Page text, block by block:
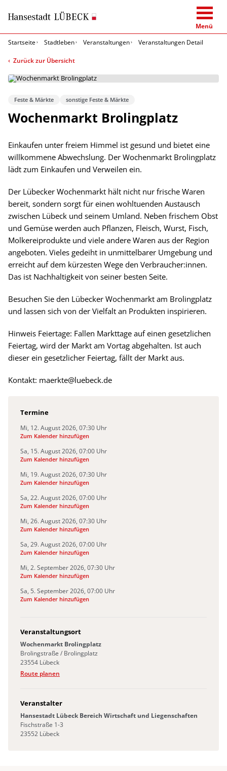
Menü
Startseite
Stadtleben Veranstaltungen Veranstaltungen Detail
Zurück zur Übersicht
Feste & Märkte sonstige Feste & Märkte
Wochenmarkt Brolingplatz
Einkaufen unter freiem Himmel ist gesund und bietet eine
willkommene Abwechslung. Der Wochenmarkt Brolingplatz
lädt zum Einkaufen und Verweilen ein.
Der Lübecker Wochenmarkt hält nicht nur frische Waren
bereit, sondern sorgt für einen wohltuenden Austausch
zwischen Lübeck und seinem Umland. Neben frischem Obst
und Gemüse werden auch Pflanzen, Fleisch, Wurst, Fisch,
Molkereiprodukte und viele andere Waren aus der Region
angeboten. Vieles gedeiht in unmittelbarer Umgebung und
erreicht auf dem kürzesten Wege den Verbraucher:innen.
Das ist Nachhaltigkeit von seiner besten Seite.
Besuchen Sie den Lübecker Wochenmarkt am Brolingplatz
und lassen sich von der Vielfalt an Produkten inspirieren.
Hinweis Feiertage: Fallen Markttage auf einen gesetzlichen
Feiertag, wird der Markt am Vortag abgehalten. Ist auch
dieser ein gesetzlicher Feiertag, fällt der Markt aus.
Kontakt: maerkte@luebeck.de
Termine
Mi, 12. August 2026, 07:30 Uhr
Zum Kalender hinzufügen(Termindatei wird heruntergeladen)
Sa, 15. August 2026, 07:00 Uhr
Zum Kalender hinzufügen(Termindatei wird heruntergeladen)
Mi, 19. August 2026, 07:30 Uhr
Zum Kalender hinzufügen(Termindatei wird heruntergeladen)
Sa, 22. August 2026, 07:00 Uhr
Zum Kalender hinzufügen(Termindatei wird heruntergeladen)
Mi, 26. August 2026, 07:30 Uhr
Zum Kalender hinzufügen(Termindatei wird heruntergeladen)
Sa, 29. August 2026, 07:00 Uhr
Zum Kalender hinzufügen(Termindatei wird heruntergeladen)
Mi, 2. September 2026, 07:30 Uhr
Zum Kalender hinzufügen(Termindatei wird heruntergeladen)
Sa, 5. September 2026, 07:00 Uhr
Zum Kalender hinzufügen(Termindatei wird heruntergeladen)
Veranstaltungsort
Wochenmarkt Brolingplatz
Brolingstraße / Brolingplatz
23554 Lübeck
Route planen
Veranstalter
Hansestadt Lübeck Bereich Wirtschaft und Liegenschaften
Fischstraße 1-3
23552 Lübeck